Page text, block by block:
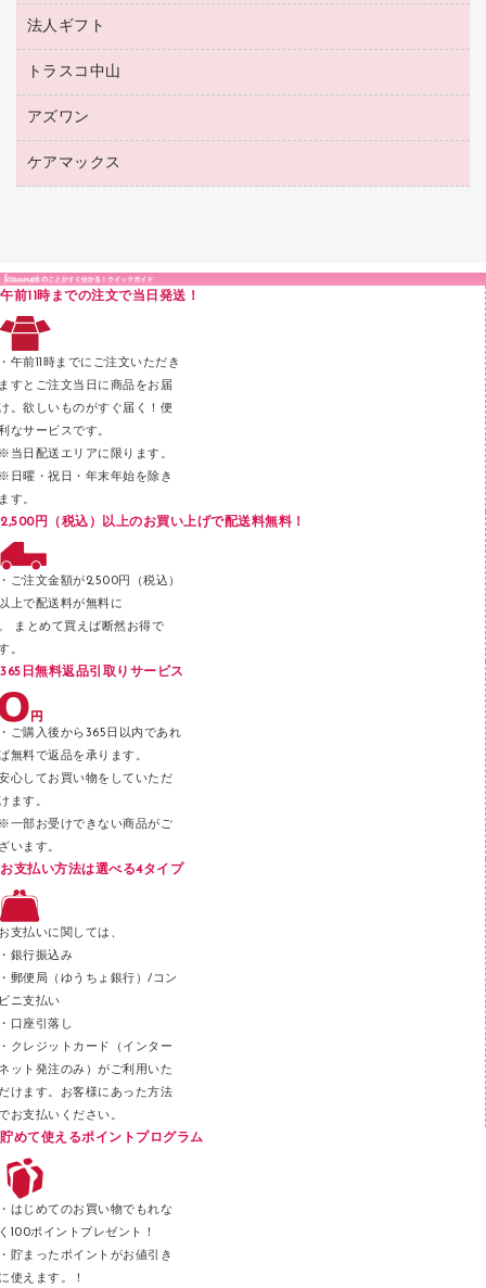
パイプ式ファイル
その他ファイル
クリヤーホルダー
クリヤーブック（差替式）
クリヤーブック（固定式）
Ｚ式ファイル
２穴リフィル・２穴インデックス
ボールペン（油性）
ボールペン（ゲルインク）
シャープペンシル用替芯
接着用品
針なしステープラー
紙めくり
裁断機
印章用品
ラベル類
メンディングテープ
メッシュケース／ペンケース
フロアケース
ブックエンド／ブックスタンド
パンチ
デスクトレー
テープカッター
その他文具
セロハンテープ
スティックのり
クリップ
カッター
陳列什器
紙手提げ袋
レジ・ポリ袋
ディスプレイ用品
カウンター／お会計用品
東急ハンズ
法人ギフト
高島屋
高島屋（食品・飲料）
カウネットギフト（食品・飲料）
トラスコ中山
建築・作業用品
アズワン
医療・介護用品（食品・飲料・食添製品）
ケアマックス
午前11時までの注文で当日発送！
午前11時までにご注文いただき
すとご注文当日に商品をお届
。欲しいものがすぐ届く！便
なサービスです。
当日配送エリアに限ります。
日曜・祝日・年末年始を除き
す。
2,500円（税込）以上のお買い上げで配送料無料！
ご注文金額が2,500円（税込）
上で配送料が無料に
まとめて買えば断然お得で
。
365日無料返品引取りサービス
ご購入後から365日以内であれ
無料で返品を承ります。
心してお買い物をしていただ
ます。
一部お受けできない商品がご
います。
お支払い方法は選べる4タイプ
支払いに関しては、
銀行振込み
郵便局（ゆうちょ銀行）/コン
ニ支払い
口座引落し
クレジットカード（インター
ット発注のみ）がご利用いた
けます。お客様にあった方法
お支払いください。
貯めて使えるポイントプログラム
はじめてのお買い物でもれな
100ポイントプレゼント！
貯まったポイントがお値引き
使えます。！